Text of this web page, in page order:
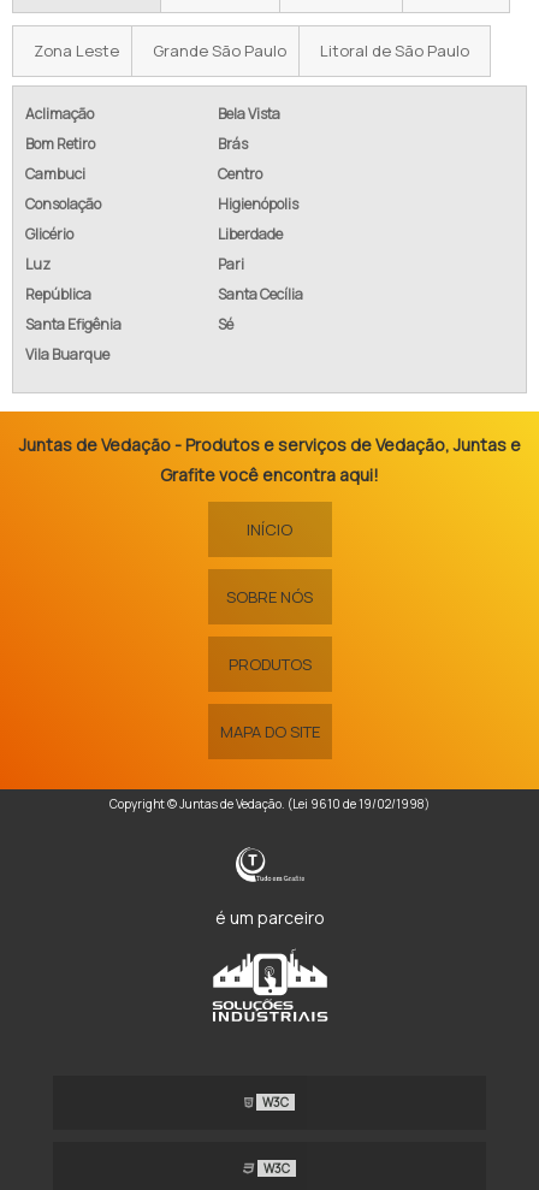
Zona Leste Grande São Paulo Litoral de São Paulo
Aclimação
Bela Vista
Bom Retiro
Brás
Cambuci
Centro
Consolação
Higienópolis
Glicério
Liberdade
Luz
Pari
República
Santa Cecília
Santa Efigênia
Sé
Vila Buarque
Juntas de Vedação - Produtos e serviços de Vedação, Juntas e
Grafite você encontra aqui!
INÍCIO
SOBRE NÓS
PRODUTOS
MAPA DO SITE
Copyright © Juntas de Vedação. (Lei 9610 de 19/02/1998)
é um parceiro
W3C
W3C